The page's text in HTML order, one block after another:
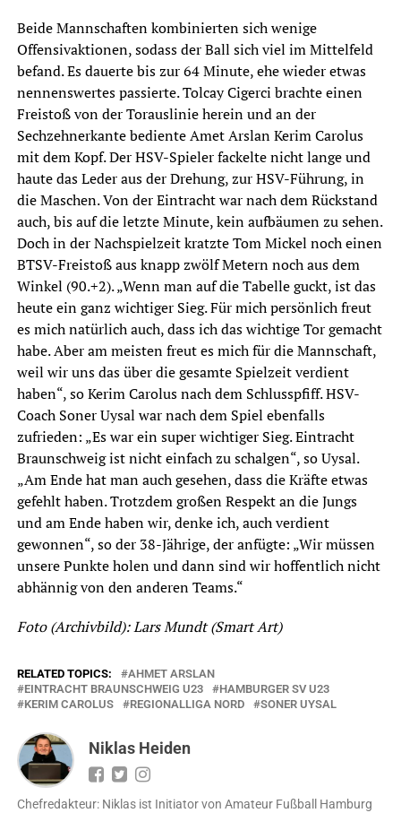
Beide Mannschaften kombinierten sich wenige
Offensivaktionen, sodass der Ball sich viel im Mittelfeld
befand. Es dauerte bis zur 64 Minute, ehe wieder etwas
nennenswertes passierte. Tolcay Cigerci brachte einen
Freistoß von der Torauslinie herein und an der
Sechzehnerkante bediente Amet Arslan Kerim Carolus
mit dem Kopf. Der HSV-Spieler fackelte nicht lange und
haute das Leder aus der Drehung, zur HSV-Führung, in
die Maschen. Von der Eintracht war nach dem Rückstand
auch, bis auf die letzte Minute, kein aufbäumen zu sehen.
Doch in der Nachspielzeit kratzte Tom Mickel noch einen
BTSV-Freistoß aus knapp zwölf Metern noch aus dem
Winkel (90.+2). „Wenn man auf die Tabelle guckt, ist das
heute ein ganz wichtiger Sieg. Für mich persönlich freut
es mich natürlich auch, dass ich das wichtige Tor gemacht
habe. Aber am meisten freut es mich für die Mannschaft,
weil wir uns das über die gesamte Spielzeit verdient
haben“, so Kerim Carolus nach dem Schlusspfiff. HSV-
Coach Soner Uysal war nach dem Spiel ebenfalls
zufrieden: „Es war ein super wichtiger Sieg. Eintracht
Braunschweig ist nicht einfach zu schalgen“, so Uysal.
„Am Ende hat man auch gesehen, dass die Kräfte etwas
gefehlt haben. Trotzdem großen Respekt an die Jungs
und am Ende haben wir, denke ich, auch verdient
gewonnen“, so der 38-Jährige, der anfügte: „Wir müssen
unsere Punkte holen und dann sind wir hoffentlich nicht
abhännig von den anderen Teams.“
Foto (Archivbild): Lars Mundt (Smart Art)
RELATED TOPICS:
AHMET ARSLAN
EINTRACHT BRAUNSCHWEIG U23
HAMBURGER SV U23
KERIM CAROLUS
REGIONALLIGA NORD SONER UYSAL
Niklas Heiden
Chefredakteur: Niklas ist Initiator von Amateur Fußball Hamburg